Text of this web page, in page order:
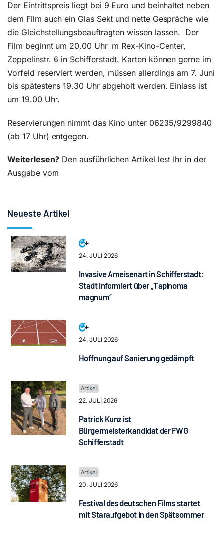
Der Eintrittspreis liegt bei 9 Euro und beinhaltet neben
dem Film auch ein Glas Sekt und nette Gespräche wie
die Gleichstellungsbeauftragten wissen lassen. Der
Film beginnt um 20.00 Uhr im Rex-Kino-Center,
Zeppelinstr. 6 in Schifferstadt. Karten können gerne im
Vorfeld reserviert werden, müssen allerdings am 7. Juni
bis spätestens 19.30 Uhr abgeholt werden. Einlass ist
um 19.00 Uhr.
Reservierungen nimmt das Kino unter 06235/9299840
(ab 17 Uhr) entgegen.
Weiterlesen? Den ausführlichen Artikel lest Ihr in der
Ausgabe vom
Neueste Artikel
24. JULI 2026
Invasive Ameisenart in Schifferstadt:
Stadt informiert über „Tapinoma
magnum“
24. JULI 2026
Hoffnung auf Sanierung gedämpft
22. JULI 2026
Patrick Kunz ist
Bürgermeisterkandidat der FWG
Schifferstadt
20. JULI 2026
Festival des deutschen Films startet
mit Staraufgebot in den Spätsommer